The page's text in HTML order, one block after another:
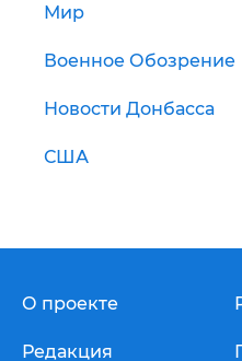
Мир
Военное Обозрение
Новости Донбасса
США
О проекте
Редакция